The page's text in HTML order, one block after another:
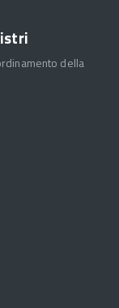
della